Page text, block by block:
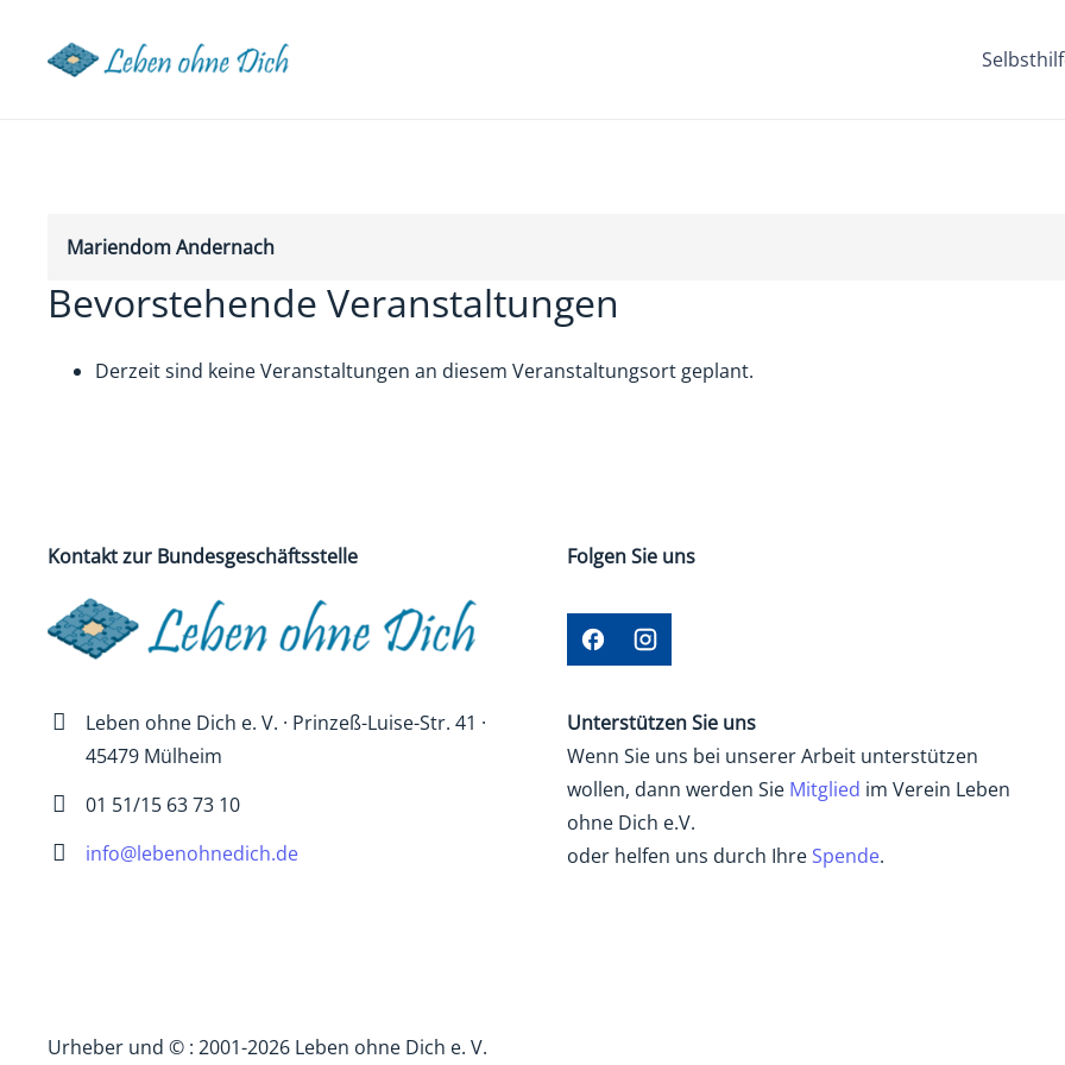
Mariendom Andernach
Bevorstehende Veranstaltungen
Derzeit sind keine Veranstaltungen an diesem Veranstaltungsort geplant.
Kontakt zur Bundesgeschäftsstelle
Leben ohne Dich e. V. · Prinzeß-Luise-Str. 41 ·
45479 Mülheim
01 51/15 63 73 10
info@lebenohnedich.de
Folgen Sie uns
Unterstützen Sie uns
Wenn Sie uns bei unserer Arbeit unterstützen
wollen, dann werden Sie Mitglied im Verein Leben
ohne Dich e.V.
oder helfen uns durch Ihre Spende.
Urheber und © : 2001-2026 Leben ohne Dich e. V.